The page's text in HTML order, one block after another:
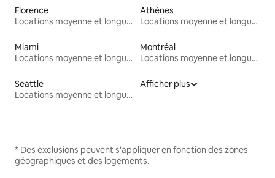
Florence
Locations moyenne et longue durée
Athènes
Locations moyenne et longue durée
Miami
Locations moyenne et longue durée
Montréal
Locations moyenne et longue durée
Seattle
Locations moyenne et longue durée
Afficher plus
* Des exclusions peuvent s'appliquer en fonction des zones
géographiques et des logements.